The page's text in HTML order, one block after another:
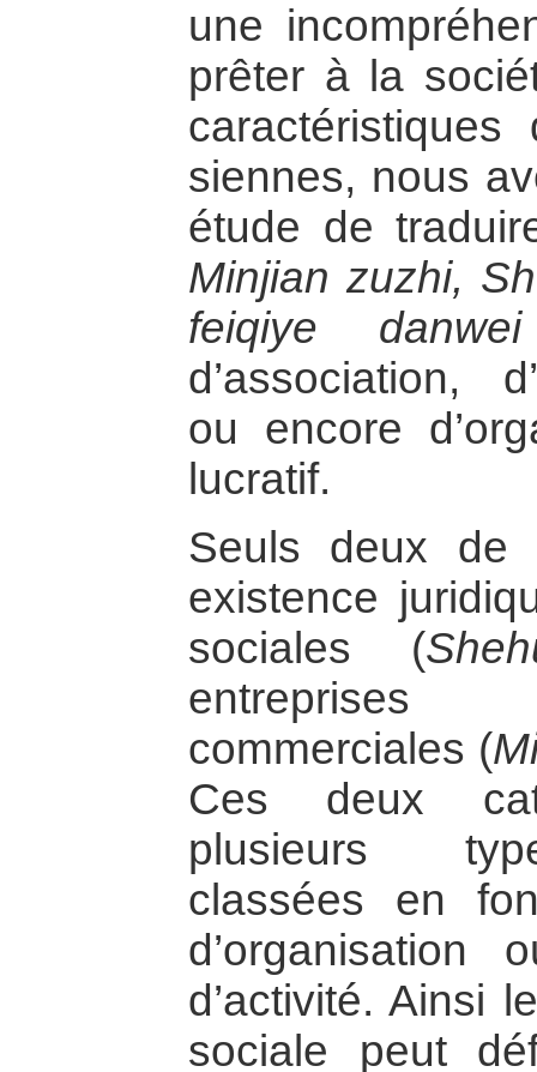
une
prêter à la
siennes, nous
étude de
Minjian zuzhi,
feiqiye danwei
d’association,
ou encore
lucratif.
Seuls deux de
existence
sociales (
entreprises
commerciales (
Ces deux
plusieurs
classées en
d’organisation
d’activité. Ainsi
sociale peut